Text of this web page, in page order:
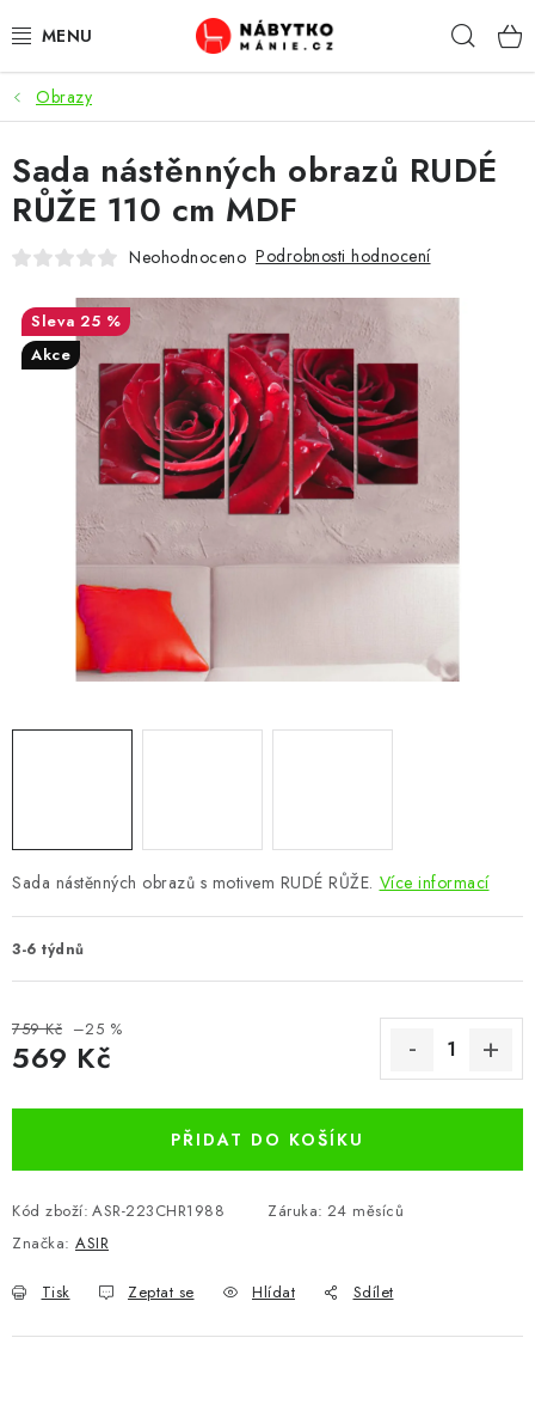
na
OBÝVACÍ POKOJ
KUCHYŇ A JÍDELNA
LOŽNICE
KANCELÁŘ / PRACOVNA
KOUPELNA A WC
CHOVATELSKÉ POTŘEBY
DOPLŇKY A DEKORACE
ZAHRADA
OSTATNÍ
VÝPRODEJ
Vše o nákupu Info
Reklamace a odstoupení od smlouvy
Kontakty
Obrazy
Sada nástěnných obrazů s motivem RUDÉ RŮŽE. Více informací
3-6 týdnů
759 Kč –25 %
569 Kč
PŘIDAT DO KOŠÍKU
Kód zboží: ASR-223CHR1988 Záruka: 24 měsíců
Značka: ASIR
Tisk Zeptat se Hlídat Sdílet
Sada nástěnných obrazů RUDÉ
RŮŽE 110 cm MDF
Neohodnoceno Podrobnosti hodnocení
25 %
Akce